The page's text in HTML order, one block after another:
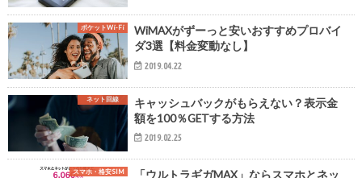
ポケットWi-Fi
WiMAXがずーっと安いおすすめプロバイ
ダ3選【料金変動なし】
2019.04.22
ネット回線
キャッシュバックがもらえない？表示金
額を100％GETする方法
2019.02.25
スマホ・格安SIM
「ウルトラギガMAX」ならスマホとネッ